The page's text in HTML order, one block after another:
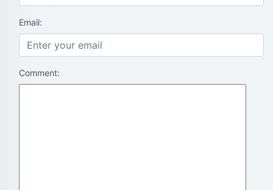
Email:
Comment: